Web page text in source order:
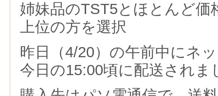
姉妹品のTST5とほとんど価
上位の方を選択
昨日（4/20）の午前中にネ
今日の15:00頃に配送されま